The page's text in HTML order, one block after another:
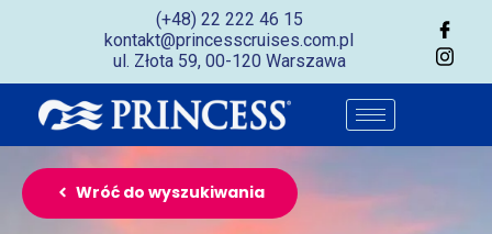
(+48) 22 222 46 15
kontakt@princesscruises.com.pl
ul. Złota 59, 00-120 Warszawa
Wróć do wyszukiwania